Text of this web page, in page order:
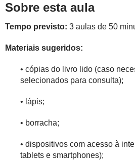
Sobre esta aula
Tempo previsto: 3 aulas de 50
Materiais sugeridos:
• cópias do livro lido (caso
selecionados para consulta);
• lápis;
• borracha;
• dispositivos com acesso à
tablets e smartphones);